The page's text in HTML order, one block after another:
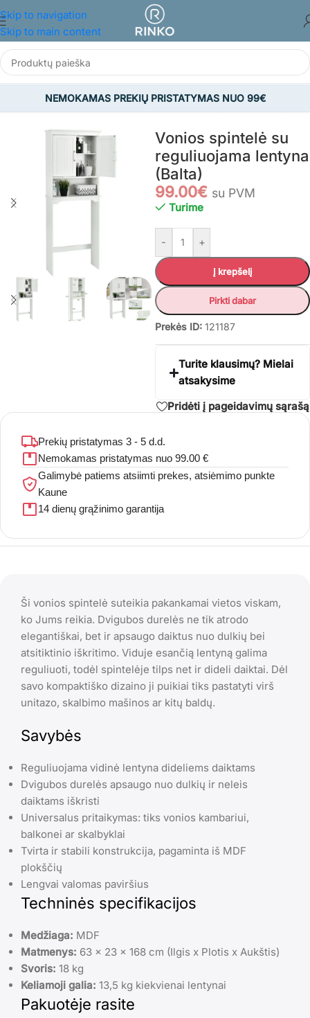
Skip to navigation
Skip to main content
NEMOKAMAS PREKIŲ PRISTATYMAS NUO 99€
BALDAI/Vonios kambario baldai/ Vonios spintelės ir lentynos
Vonios spintelė su
reguliuojama lentyna
(Balta)
99.00€ su PVM
Turime
- +
Į krepšelį
Pirkti dabar
Prekės ID: 121187
Turite klausimų? Mielai
atsakysime
Pridėti į pageidavimų sąrašą
Prekių pristatymas 3 - 5 d.d.
Nemokamas pristatymas nuo 99.00 €
Galimybė patiems atsiimti prekes, atsiėmimo punkte
Kaune
14 dienų grąžinimo garantija
Ši vonios spintelė suteikia pakankamai vietos viskam,
ko Jums reikia. Dvigubos durelės ne tik atrodo
elegantiškai, bet ir apsaugo daiktus nuo dulkių bei
atsitiktinio iškritimo. Viduje esančią lentyną galima
reguliuoti, todėl spintelėje tilps net ir dideli daiktai. Dėl
savo kompaktiško dizaino ji puikiai tiks pastatyti virš
unitazo, skalbimo mašinos ar kitų baldų.
Savybės
Reguliuojama vidinė lentyna dideliems daiktams
Dvigubos durelės apsaugo nuo dulkių ir neleis
daiktams iškristi
Universalus pritaikymas: tiks vonios kambariui,
balkonei ar skalbyklai
Tvirta ir stabili konstrukcija, pagaminta iš MDF
plokščių
Lengvai valomas paviršius
Techninės specifikacijos
Medžiaga: MDF
Matmenys: 63 x 23 x 168 cm (Ilgis x Plotis x Aukštis)
Svoris: 18 kg
Keliamoji galia: 13,5 kg kiekvienai lentynai
Pakuotėje rasite